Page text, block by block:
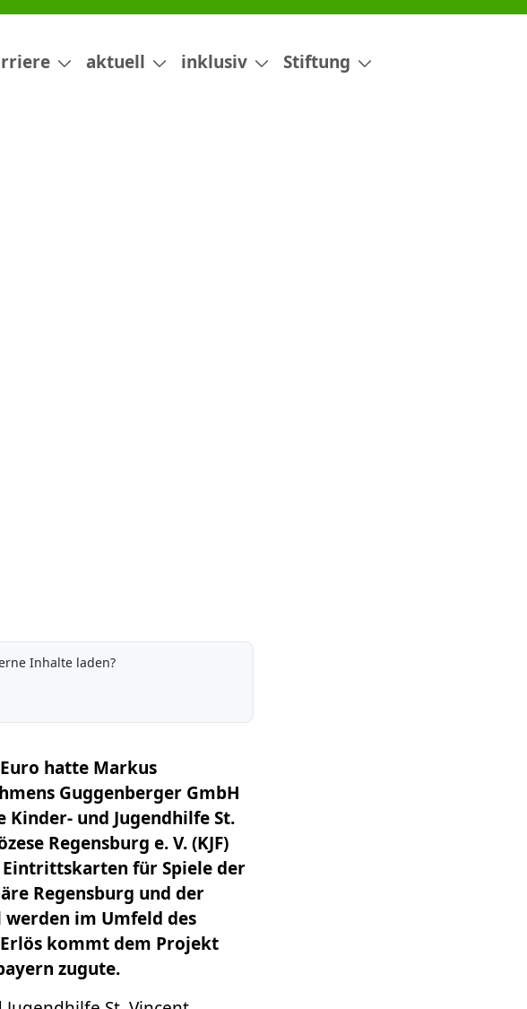
aktuell inklusiv
Stiftung
Inhalte laden?
hatte Markus
Guggenberger GmbH
Kinder- und Jugendhilfe St.
Regensburg e. V. (KJF)
für Spiele der
Regensburg und der
werden im Umfeld des
kommt dem Projekt
zugute.